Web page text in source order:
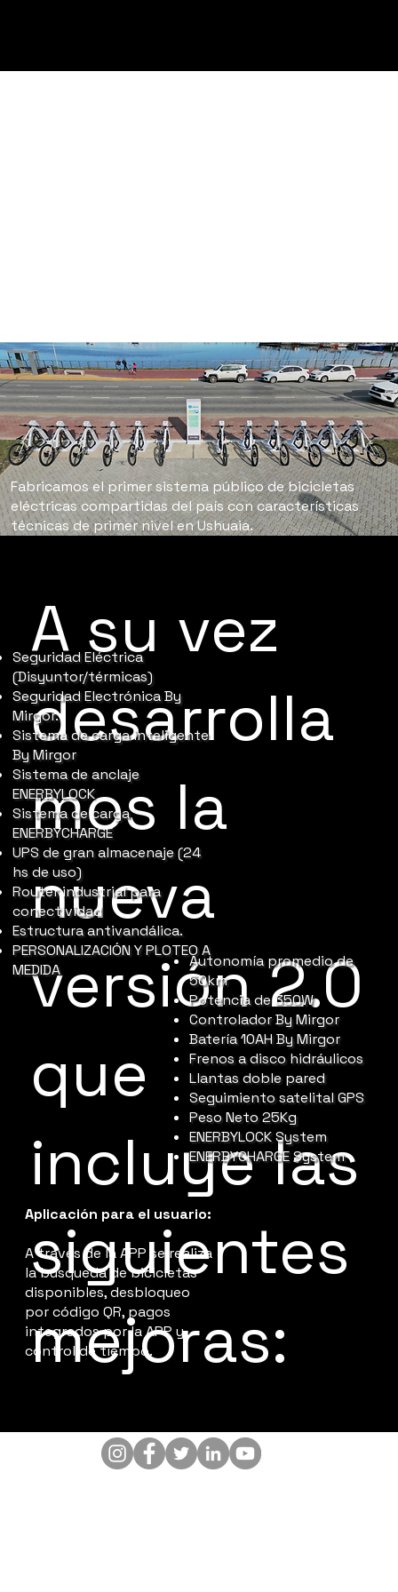
A su vez
desarrolla
mos la
nueva
versión 2.0
que
incluye las
siguientes
mejoras:
Seguridad Eléctrica
(Disyuntor/térmicas)
Seguridad Electrónica By
Mirgor.
Sistema de carga inteligente
By Mirgor
Sistema de anclaje
ENERBYLOCK
Sistema de carga
ENERBYCHARGE
UPS de gran almacenaje (24
hs de uso)
Router industrial para
conectividad
Estructura antivandálica.
PERSONALIZACIÓN Y PLOTEO A
MEDIDA
Autonomía promedio de
50km
Potencia de 350W
Controlador By Mirgor
Batería 10AH By Mirgor
Frenos a disco hidráulicos
Llantas doble pared
Seguimiento satelital GPS
Peso Neto 25Kg
ENERBYLOCK System
ENERBYCHARGE System
Aplicación para el usuario:
A través de la APP se realiza
la búsqueda de bicicletas
disponibles, desbloqueo
por código QR, pagos
integrados por la APP y
control de tiempo.
Fabricamos el primer sistema público de bicicletas
eléctricas compartidas del país con características
técnicas de primer nivel en Ushuaia.